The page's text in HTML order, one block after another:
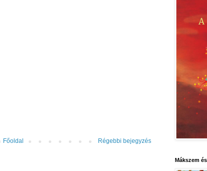
Régebbi bejegyzés
Főoldal
Mákszem